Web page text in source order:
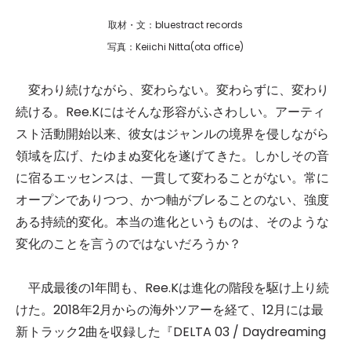
取材・文：bluestract records
写真：Keiichi Nitta(ota office)
変わり続けながら、変わらない。変わらずに、変わり
続ける。Ree.Kにはそんな形容がふさわしい。アーティ
スト活動開始以来、彼女はジャンルの境界を侵しながら
領域を広げ、たゆまぬ変化を遂げてきた。しかしその音
に宿るエッセンスは、一貫して変わることがない。常に
オープンでありつつ、かつ軸がブレることのない、強度
ある持続的変化。本当の進化というものは、そのような
変化のことを言うのではないだろうか？
平成最後の1年間も、Ree.Kは進化の階段を駆け上り続
けた。2018年2月からの海外ツアーを経て、12月には最
新トラック2曲を収録した『DELTA 03 / Daydreaming